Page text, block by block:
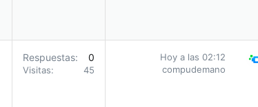
Respuestas 0
Visitas 45
Hoy a las 02:12
compudemano